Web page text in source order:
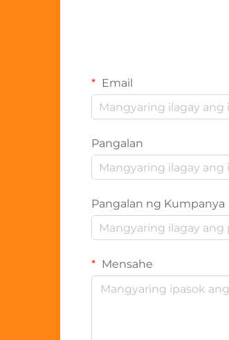
Email
Pangalan
Pangalan ng Kumpanya
Mensahe